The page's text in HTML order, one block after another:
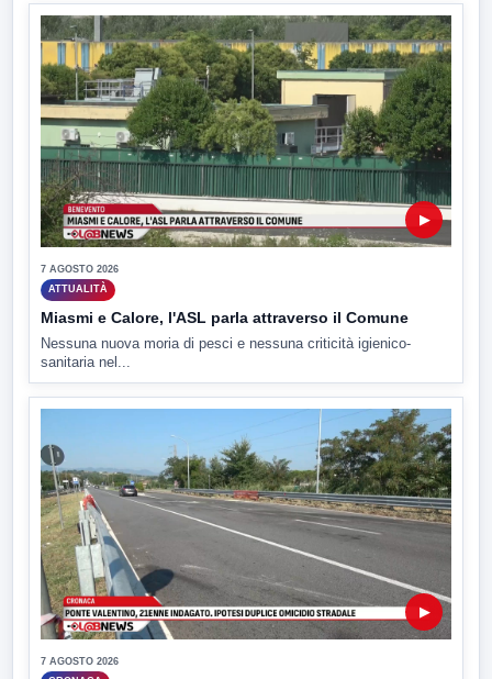
▶
7 AGOSTO 2026
ATTUALITÀ
Miasmi e Calore, l'ASL parla attraverso il Comune
Nessuna nuova moria di pesci e nessuna criticità igienico-
sanitaria nel...
▶
7 AGOSTO 2026